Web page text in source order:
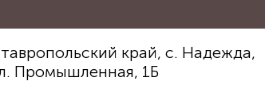
край, с. Надежда,
Промышленная, 1Б